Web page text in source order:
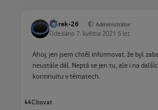
Marek-26 Administrátor
Odesláno 7. května 2021 5 let
Ahoj, jen jsem chtěl informovat, že byl
neustále dál. Neptá se jen tu, ale i na
kontinuitu v tématech.
Citovat